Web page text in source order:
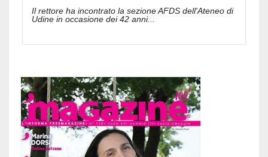
Il rettore ha incontrato la sezione AFDS dell'Ateneo di
Udine in occasione dei 42 anni...